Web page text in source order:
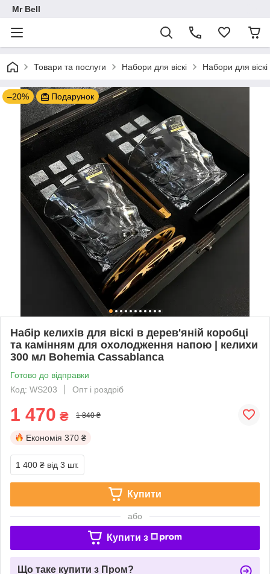
Mr Bell
Товари та послуги Набори для віскі Набори для
–20% Подарунок
Набір келихів для віскі в дерев'яній коробці
та камінням для охолодження напою | келихи
300 мл Bohemia Сassablanca
Готово до відправки
Код: WS203
Опт і роздріб
1 470 ₴ 1 840 ₴
Економія 370 ₴
1 400 ₴ від 3 шт.
Купити
або
Купити з
Що таке купити з Пром?